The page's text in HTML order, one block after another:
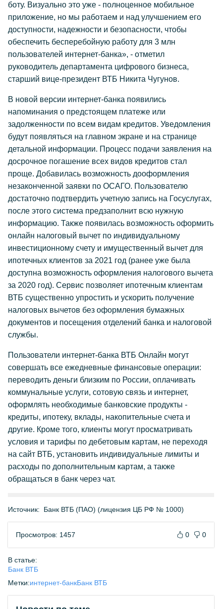
боту. Визуально это уже - полноценное мобильное
приложение, но мы работаем и над улучшением его
доступности, надежности и безопасности, чтобы
обеспечить бесперебойную работу для 3 млн
пользователей интернет-банка», - отметил
руководитель департамента цифрового бизнеса,
старший вице-президент ВТБ Никита Чугунов.
В новой версии интернет-банка появились
напоминания о предстоящем платеже или
задолженности по всем видам кредитов. Уведомления
будут появляться на главном экране и на странице
детальной информации. Процесс подачи заявления на
досрочное погашение всех видов кредитов стал
проще. Добавилась возможность дооформления
незаконченной заявки по ОСАГО. Пользователю
достаточно подтвердить учетную запись на Госуслугах,
после этого система предзаполнит всю нужную
информацию. Также появилась возможность оформить
онлайн налоговый вычет по индивидуальному
инвестиционному счету и имущественный вычет для
ипотечных клиентов за 2021 год (ранее уже была
доступна возможность оформления налогового вычета
за 2020 год). Сервис позволяет ипотечным клиентам
ВТБ существенно упростить и ускорить получение
налоговых вычетов без оформления бумажных
документов и посещения отделений банка и налоговой
службы.
Пользователи интернет-банка ВТБ Онлайн могут
совершать все ежедневные финансовые операции:
переводить деньги близким по России, оплачивать
коммунальные услуги, сотовую связь и интернет,
оформлять необходимые банковские продукты -
кредиты, ипотеку, вклады, накопительные счета и
другие. Кроме того, клиенты могут просматривать
условия и тарифы по дебетовым картам, не переходя
на сайт ВТБ, установить индивидуальные лимиты и
расходы по дополнительным картам, а также
обращаться в банк через чат.
Источник: Банк ВТБ (ПАО) (лицензия ЦБ РФ № 1000)
Просмотров: 1457 0 0
В статье:
Банк ВТБ
Метки:интернет-банкБанк ВТБ